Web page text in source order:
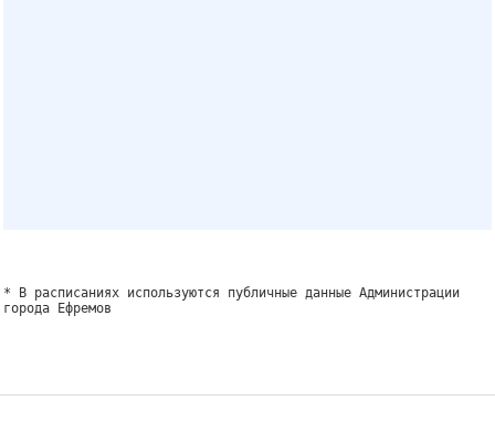
* В расписаниях используются публичные данные Администрации
города Ефремов